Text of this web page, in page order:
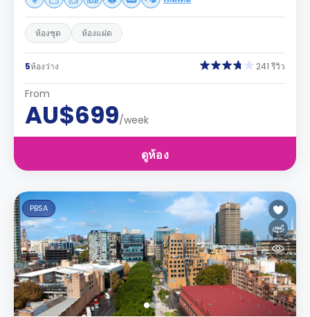
ห้องชุด ห้องแฝด
5ห้องว่าง 241 รีวิว
From
AU$699/week
ดูห้อง
PBSA